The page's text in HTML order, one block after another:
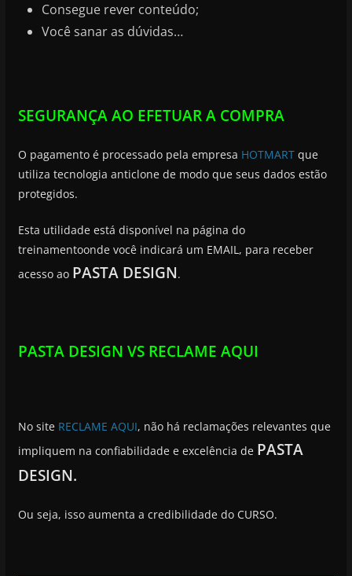
Consegue rever conteúdo;
Você sanar as dúvidas…
SEGURANÇA AO EFETUAR A COMPRA
O pagamento é processado pela empresa HOTMARTque
utiliza tecnologia anticlone de modo que seus dados estão
protegidos.
Esta utilidade está disponível na página do
treinamentoonde você indicará um EMAIL, para receber
acesso ao PASTA DESIGN.
PASTA DESIGN VS RECLAME AQUI
No site RECLAME AQUI, não há reclamações relevantes que
impliquem na confiabilidade e excelência de PASTA
DESIGN.
Ou seja, isso aumenta a credibilidade do CURSO.